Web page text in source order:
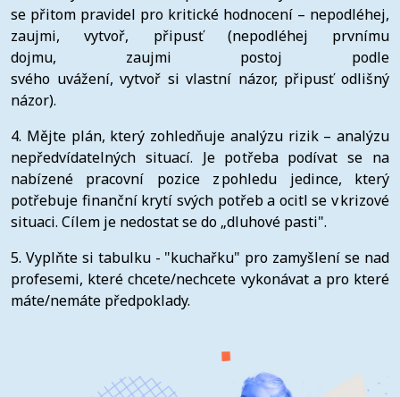
se přitom pravidel pro kritické hodnocení – nepodléhej,
zaujmi, vytvoř, připusť (nepodléhej prvnímu
dojmu, zaujmi postoj podle
svého uvážení, vytvoř si vlastní názor, připusť odlišný
názor).
4. Mějte plán, který zohledňuje analýzu rizik – analýzu
nepředvídatelných situací. Je potřeba podívat se na
nabízené pracovní pozice z pohledu jedince, který
potřebuje finanční krytí svých potřeb a ocitl se v krizové
situaci. Cílem je nedostat se do „dluhové pasti".
5. Vyplňte si tabulku - "kuchařku" pro zamyšlení se nad
profesemi, které chcete/nechcete vykonávat a pro které
máte/nemáte předpoklady.